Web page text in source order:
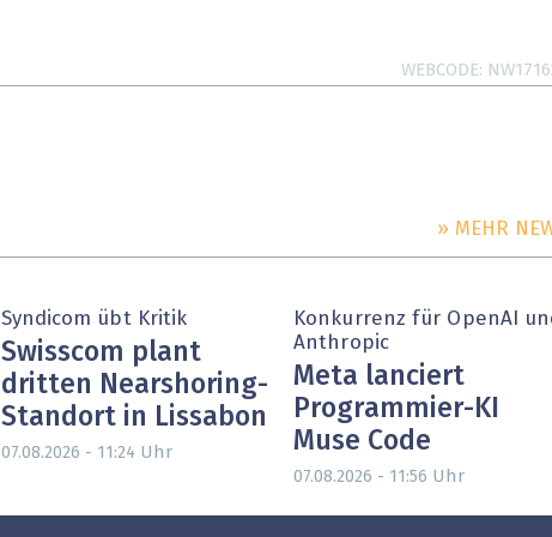
WEBCODE
» MEHR
Syndicom übt Kritik
Swisscom plant
dritten Nearshoring-
Standort in Lissabon
07.08.2026 - 11:24 Uhr
Konkurrenz für OpenAI
Anthropic
Meta lanciert
Programmier-KI
Muse Code
07.08.2026 - 11:56 Uhr